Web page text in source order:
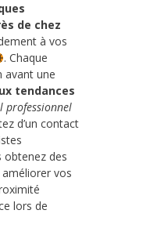
de chez
à vos
. Chaque
avant une
tendances
professionnel
d’un contact
obtenez des
vos
lors de